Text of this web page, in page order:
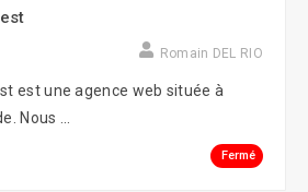
Romain DEL RIO
est une agence web située à
Nous ...
Fermé